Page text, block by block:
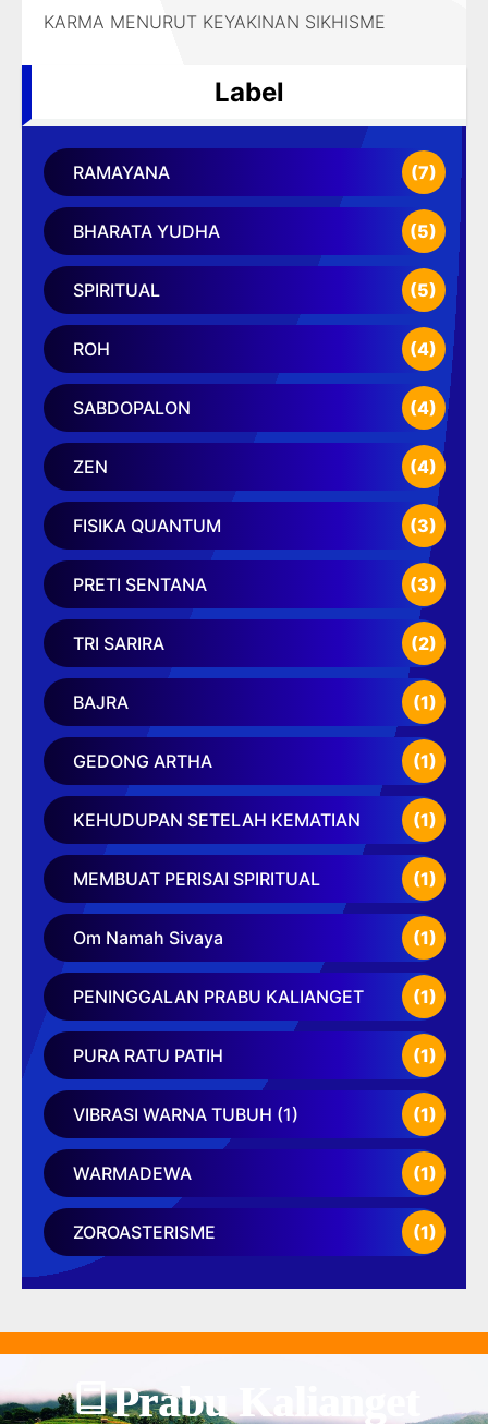
KARMA MENURUT KEYAKINAN SIKHISME
Label
RAMAYANA (7)
BHARATA YUDHA (5)
SPIRITUAL (5)
ROH (4)
SABDOPALON (4)
ZEN (4)
FISIKA QUANTUM (3)
PRETI SENTANA (3)
TRI SARIRA (2)
BAJRA (1)
GEDONG ARTHA (1)
KEHUDUPAN SETELAH KEMATIAN (1)
MEMBUAT PERISAI SPIRITUAL (1)
Om Namah Sivaya (1)
PENINGGALAN PRABU KALIANGET (1)
PURA RATU PATIH (1)
VIBRASI WARNA TUBUH (1) (1)
WARMADEWA (1)
ZOROASTERISME (1)
Prabu Kalianget